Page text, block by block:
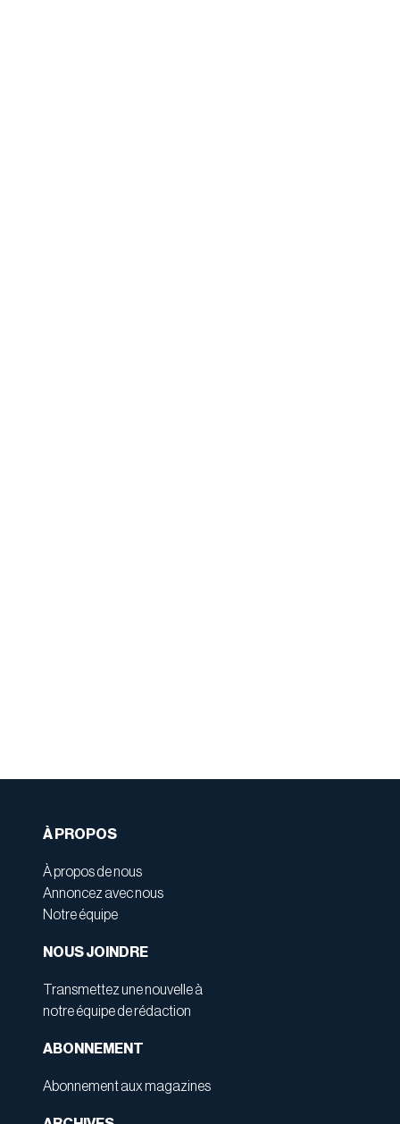
À PROPOS
À propos de nous
Annoncez avec nous
Notre équipe
NOUS JOINDRE
Transmettez une nouvelle à
notre équipe de rédaction
ABONNEMENT
Abonnement aux magazines